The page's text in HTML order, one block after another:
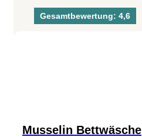
Gesamtbewertung: 4,6
Musselin Bettwäsche